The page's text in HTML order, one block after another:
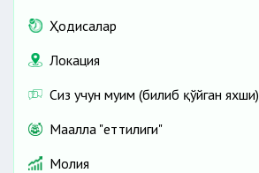
Ҳодисалар
Локация
Сиз учун муҳим (билиб қўйган яхши)
Маҳалла "еттилиги"
Молия